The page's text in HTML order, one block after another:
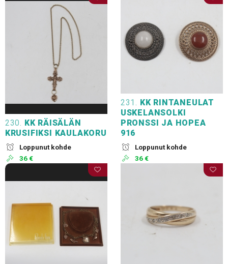
230.
KK RÄISÄLÄN
KRUSIFIKSI KAULAKORU
Loppunut kohde
36 €
231.
KK RINTANEULAT
USKELANSOLKI
PRONSSI JA HOPEA
916
Loppunut kohde
36 €